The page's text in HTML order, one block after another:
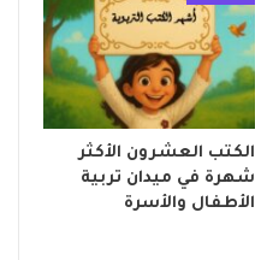
الكتب العشرون الأكثر
شهرة في ميدان تربية
الأطفال والأسرة